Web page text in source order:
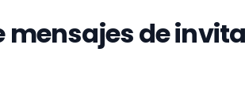
mensajes de